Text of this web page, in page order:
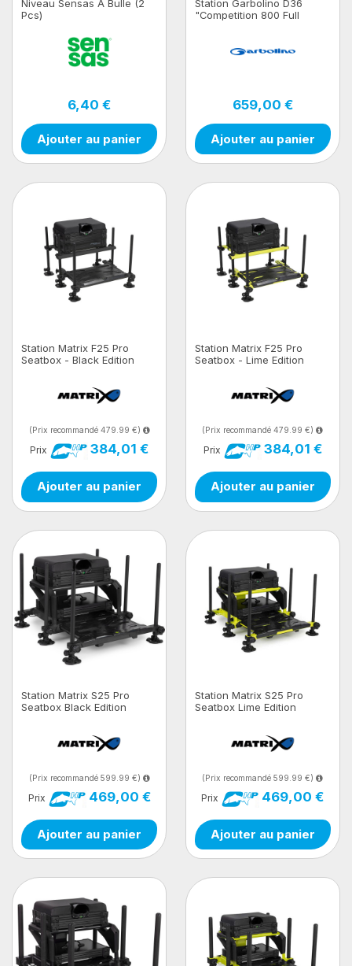
Niveau Sensas A Bulle (2
Pcs)
6,40 €
Ajouter au panier
Station Garbolino D36
"Competition 800 Full
659,00 €
Ajouter au panier
Station Matrix F25 Pro
Seatbox - Black Edition
(Prix recommandé 479.99 €)
Prix 384,01 €
Ajouter au panier
Station Matrix F25 Pro
Seatbox - Lime Edition
(Prix recommandé 479.99 €)
Prix 384,01 €
Ajouter au panier
Station Matrix S25 Pro
Seatbox Black Edition
(Prix recommandé 599.99 €)
Prix 469,00 €
Ajouter au panier
Station Matrix S25 Pro
Seatbox Lime Edition
(Prix recommandé 599.99 €)
Prix 469,00 €
Ajouter au panier